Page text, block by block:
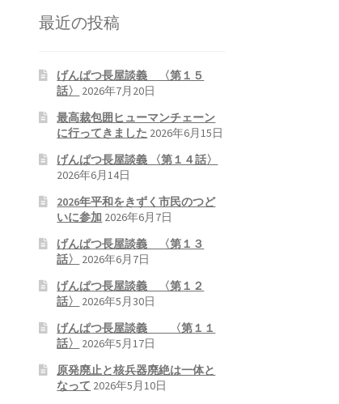
最近の投稿
げんぱつ長屋談義 〈第１５
話〉
2026年7月20日
最高裁包囲ヒューマンチェーン
に行ってきました 2026年6月15日
げんぱつ長屋談義 〈第１４話〉
2026年6月14日
2026年平和をきずく市民のつど
いに参加 2026年6月7日
げんぱつ長屋談義 〈第１３
話〉
2026年6月7日
げんぱつ長屋談義 〈第１２
話〉
2026年5月30日
げんぱつ長屋談義 〈第１１
話〉
2026年5月17日
原発廃止と核兵器廃絶は一体と
なって 2026年5月10日